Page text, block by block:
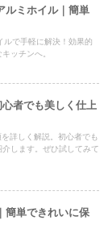
ルミホイル｜簡単
ルで手軽に解決！効果的
ッチンへ。
者でも美しく仕上
詳しく解説。初心者でも
します。ぜひ試してみて
簡単できれいに保